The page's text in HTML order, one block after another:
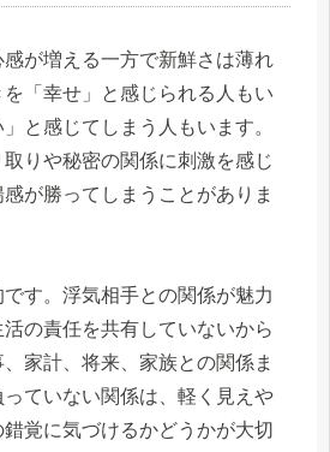
が増える一方で新鮮さは薄れ
「幸せ」と感じられる人もい
と感じてしまう人もいます。
りや秘密の関係に刺激を感じ
が勝ってしまうことがありま
す。浮気相手との関係が魅力
の責任を共有していないから
家計、将来、家族との関係ま
ていない関係は、軽く見えや
覚に気づけるかどうかが大切